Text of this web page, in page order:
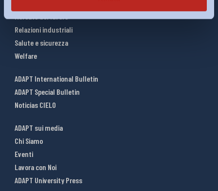
Relazioni industriali
Salute e sicurezza
Welfare
ADAPT International Bulletin
ADAPT Special Bulletin
Noticias CIELO
ADAPT sui media
Chi Siamo
Eventi
Lavora con Noi
ADAPT University Press